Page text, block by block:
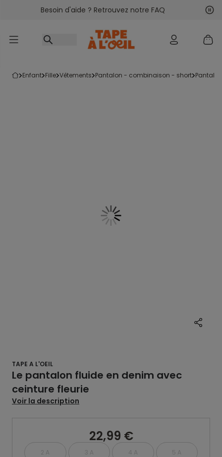
Accéder au contenu
Besoin d'aide ? Retrouvez notre FAQ
enfant fille vêtements pantalon - combinaison - short pantalon
TAPE A L'OEIL
Le pantalon fluide en denim avec
ceinture fleurie
Voir la description
22,99 €
2 A 3 A 4 A 5 A